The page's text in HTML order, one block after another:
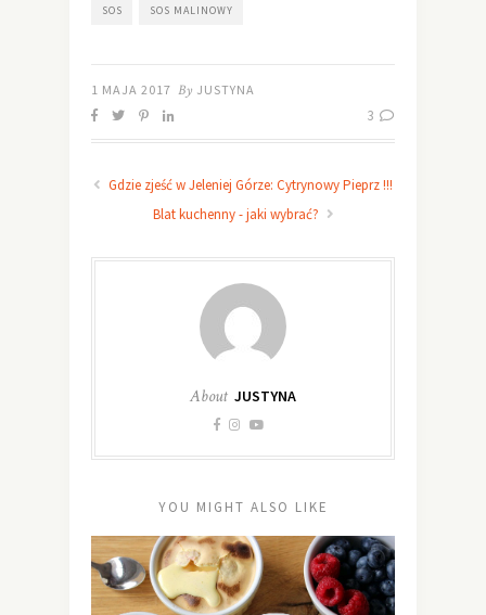
SOS SOS MALINOWY
1 MAJA 2017 By JUSTYNA
3
Gdzie zjeść w Jeleniej Górze: Cytrynowy Pieprz !!!
Blat kuchenny - jaki wybrać?
About JUSTYNA
YOU MIGHT ALSO LIKE